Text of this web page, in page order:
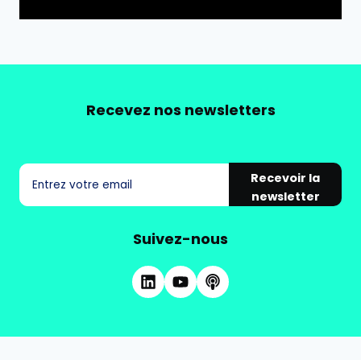
Recevez nos newsletters
Recevoir la
newsletter
Suivez-nous